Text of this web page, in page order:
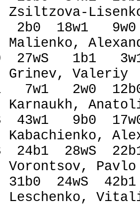
2b0 18w1
27wЅ 1b1
7w1 2w0
43w1 9b0
24b1 28wЅ
31b0 24wЅ